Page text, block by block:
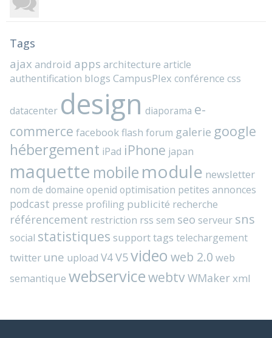
Tags
ajax android apps architecture article
authentification blogs CampusPlex conférence css
datacenter design diaporama e-
commerce facebookflash forum galerie google
hébergement iPad iPhone japan
maquette mobile module newsletter
nom de domaine openid optimisation petites annonces
podcast presse profiling publicité recherche
référencement restriction rss sem seo serveur sns
social statistiques supporttags telechargement
twitter une upload V4V5video web 2.0 web
semantique webservicewebtvWMakerxml